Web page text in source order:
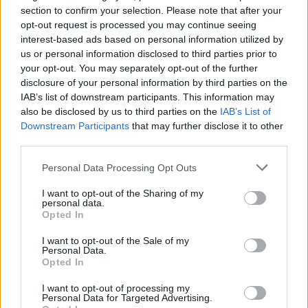
section to confirm your selection. Please note that after your
opt-out request is processed you may continue seeing
interest-based ads based on personal information utilized by
us or personal information disclosed to third parties prior to
your opt-out. You may separately opt-out of the further
disclosure of your personal information by third parties on the
IAB’s list of downstream participants. This information may
also be disclosed by us to third parties on the IAB’s List of
Downstream Participants that may further disclose it to other
Personal Data Processing Opt Outs
I want to opt-out of the Sharing of my
personal data.
Opted In
I want to opt-out of the Sale of my
Personal Data.
Opted In
I want to opt-out of processing my
Personal Data for Targeted Advertising.
Cobeña+madrid